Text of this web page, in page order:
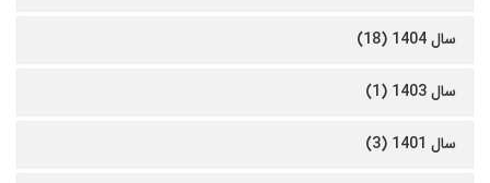
سال 1404 (18)
سال 1403 (1)
سال 1401 (3)